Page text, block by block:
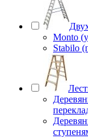
Monto
Stabilo